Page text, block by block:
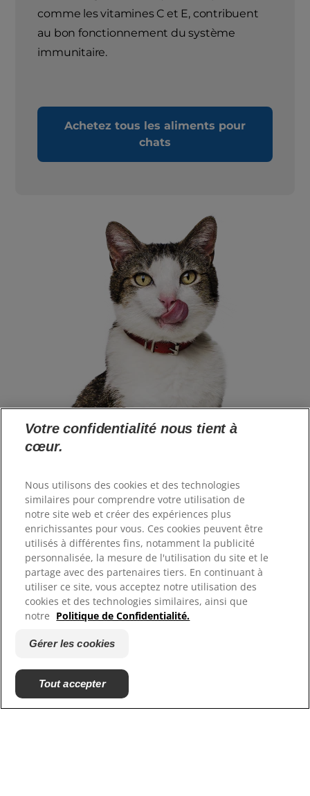
comme les vitamines C et E, contribuent
au bon fonctionnement du système
immunitaire.
Achetez tous les aliments pour
chats
Langue
Ressources
Contactez-nous
Plan du site
Où acheter
Nos sites
Carrières
Votre confidentialité nous tient à
cœur.
Nous utilisons des cookies et des technologies
similaires pour comprendre votre utilisation de
notre site web et créer des expériences plus
enrichissantes pour vous. Ces cookies peuvent être
utilisés à différentes fins, notamment la publicité
personnalisée, la mesure de l'utilisation du site et le
partage avec des partenaires tiers. En continuant à
utiliser ce site, vous acceptez notre utilisation des
cookies et des technologies similaires, ainsi que
notre Politique de Confidentialité.
Gérer les cookies
Tout accepter